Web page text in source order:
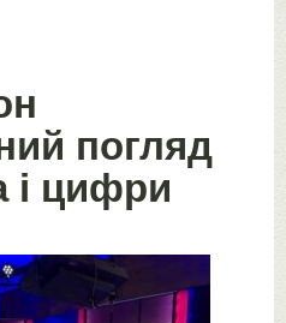
погляд
і цифри